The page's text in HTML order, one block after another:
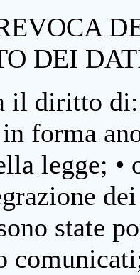
DEI
il diritto
forma
legge; •
state